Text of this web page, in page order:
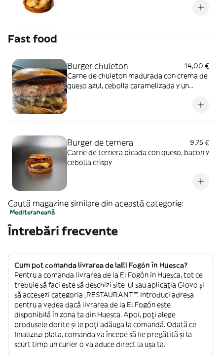
Fast food
Burger chuleton
14,00 €
Carne de chuleton madurada con crema de
queso azul, cebolla caramelizada y un
Burger de ternera
9,75 €
Carne de ternera picada con queso, bacon y
cebolla crispy
Caută magazine similare din această categorie:
Mediteraneană
Întrebări frecvente
Cum pot comanda livrarea de laEl Fogón în Huesca?
Pentru a comanda livrarea de la El Fogón în Huesca, tot ce
trebuie să faci este să deschizi site-ul sau aplicația Glovo și
să accesezi categoria „RESTAURANT””. Introduci adresa
pentru a vedea dacă livrarea de la El Fogón este
disponibilă în zona ta din Huesca. Apoi, poți alege
produsele dorite și le poți adăuga la comandă. Odată ce
finalizezi plata, comanda va începe să fie pregătită și la
scurt timp un curier o va aduce direct la ușa ta.